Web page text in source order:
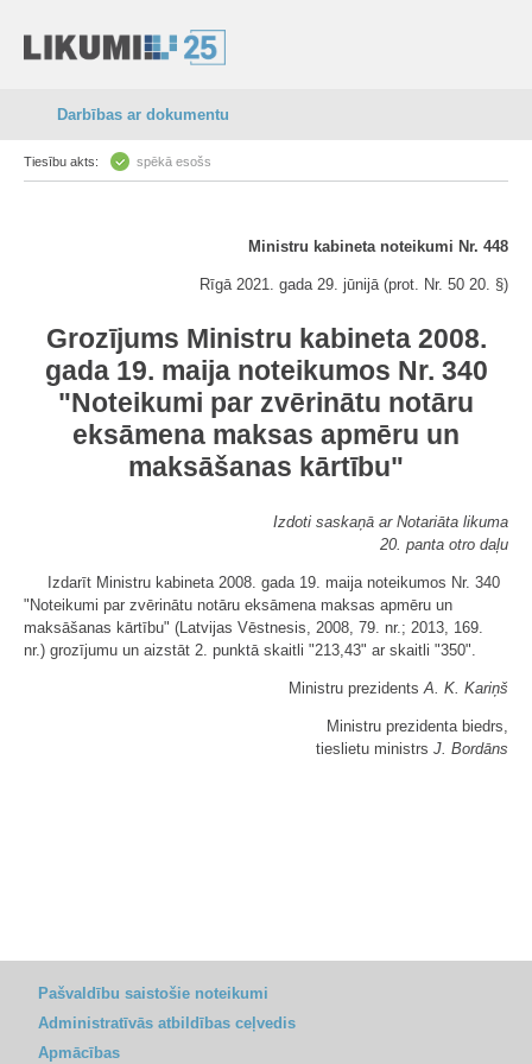
Darbības ar dokumentu
Tiesību akts: spēkā esošs
Ministru kabineta noteikumi Nr. 448
Rīgā 2021. gada 29. jūnijā (prot. Nr. 50 20. §)
Grozījums Ministru kabineta 2008.
gada 19. maija noteikumos Nr. 340
"Noteikumi par zvērinātu notāru
eksāmena maksas apmēru un
maksāšanas kārtību"
Izdoti saskaņā ar Notariāta likuma
20. panta otro daļu
Izdarīt Ministru kabineta 2008. gada 19. maija noteikumos Nr. 340
"Noteikumi par zvērinātu notāru eksāmena maksas apmēru un
maksāšanas kārtību" (Latvijas Vēstnesis, 2008, 79. nr.; 2013, 169.
nr.) grozījumu un aizstāt 2. punktā skaitli "213,43" ar skaitli "350".
Ministru prezidentsA. K. Kariņš
Ministru prezidenta biedrs,
tieslietu ministrs J. Bordāns
Pašvaldību saistošie noteikumi
Administratīvās atbildības ceļvedis
Apmācības